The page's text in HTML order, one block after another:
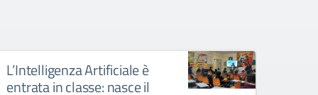
L’Intelligenza Artificiale è
entrata in classe: nasce il